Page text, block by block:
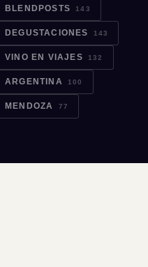
BLENDPOSTS 143
DEGUSTACIONES 143
VINO EN VIAJES 132
ARGENTINA 100
MENDOZA 77